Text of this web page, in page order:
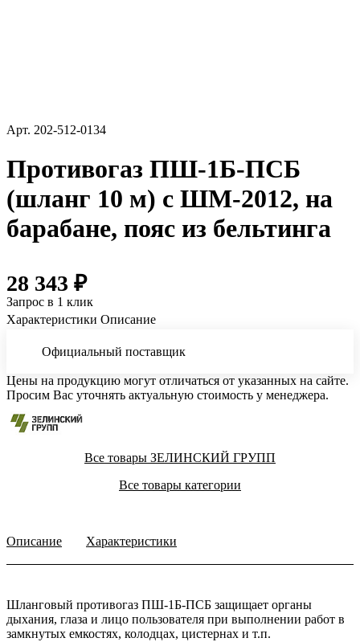
Арт. 202-512-0134
Противогаз ПШ-1Б-ПСБ
(шланг 10 м) с ШМ-2012, на
барабане, пояс из бельтинга
28 343 ₽
Запрос в 1 клик
Характеристики Описание
Официальный поставщик
Цены на продукцию могут отличаться от указанных на сайте.
Просим Вас уточнять актуальную стоимость у менеджера.
Все товары ЗЕЛИНСКИЙ ГРУПП
Все товары категории
Описание Характеристики
Шланговый противогаз ПШ-1Б-ПСБ защищает органы
дыхания, глаза и лицо пользователя при выполнении работ в
замкнутых емкостях, колодцах, цистернах и т.п.